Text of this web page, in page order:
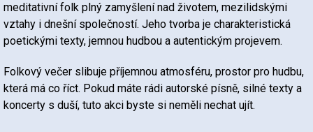
meditativní folk plný zamyšlení nad životem, mezilidskými
vztahy i dnešní společností. Jeho tvorba je charakteristická
poetickými texty, jemnou hudbou a autentickým projevem.
Folkový večer slibuje příjemnou atmosféru, prostor pro hudbu,
která má co říct. Pokud máte rádi autorské písně, silné texty a
koncerty s duší, tuto akci byste si neměli nechat ujít.